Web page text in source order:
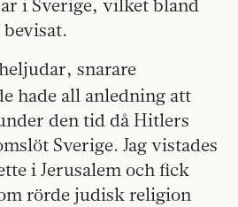
i Sverige, vilket bland
snarare
hade all anledning att
den tid då Hitlers
Sverige. Jag vistades
i Jerusalem och fick
rörde judisk religion